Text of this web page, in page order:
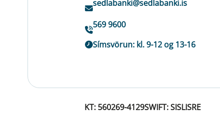
sedlabanki@sedlabanki.is
569 9600
Símsvörun: kl. 9-12 og 13-16
KT: 560269-4129SWIFT: SISLISRE